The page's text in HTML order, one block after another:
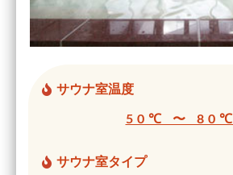
サウナ室温度
50℃ 〜 80℃
サウナ室タイプ